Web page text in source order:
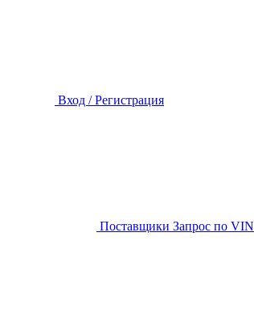
Вход / Регистрация
Поставщики Запрос по VIN